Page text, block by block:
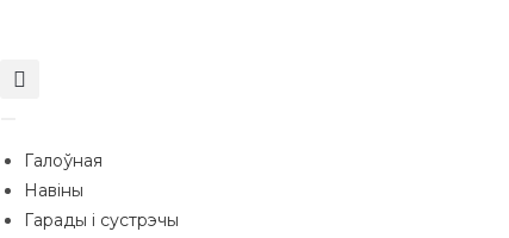
Галоўная
Навіны
Гарады і сустрэчы